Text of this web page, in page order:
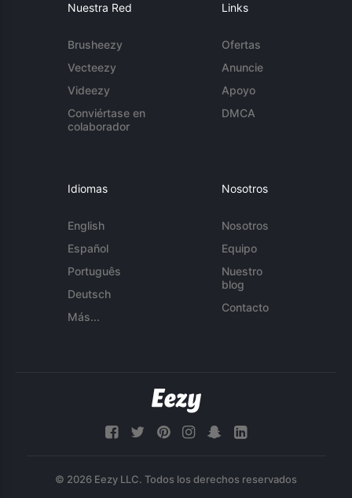
Nuestra Red
Brusheezy
Vecteezy
Videezy
Conviértase en
colaborador
Links
Ofertas
Anuncie
Apoyo
DMCA
Idiomas
English
Español
Português
Deutsch
Más...
Nosotros
Nosotros
Equipo
Nuestro
blog
Contacto
© 2026 Eezy LLC. Todos los derechos reservados